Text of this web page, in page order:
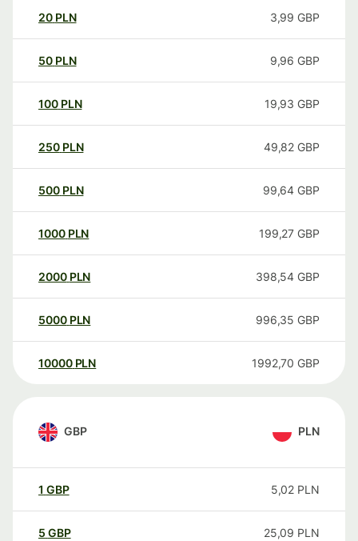
20 PLN 3,99 GBP
50 PLN 9,96 GBP
100 PLN 19,93 GBP
250 PLN 49,82 GBP
500 PLN 99,64 GBP
1000 PLN 199,27 GBP
2000 PLN 398,54 GBP
5000 PLN 996,35 GBP
10000 PLN 1992,70 GBP
GBP PLN
1 GBP 5,02 PLN
5 GBP 25,09 PLN